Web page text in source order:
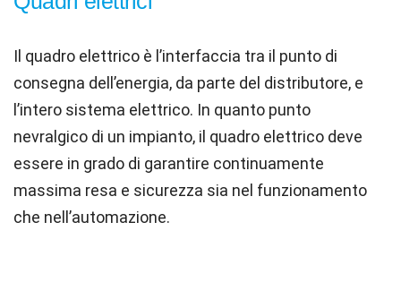
Il quadro elettrico è l ’interfaccia tra il punto di
consegna dell’energia, da parte del distributore, e
’intero sistema elettrico. In quanto punto
nevralgico di un impianto, il quadro elettrico deve
essere in grado di garantire continuamente
massima resa e sicurezza sia nel funzionamento
che nell’automazione.